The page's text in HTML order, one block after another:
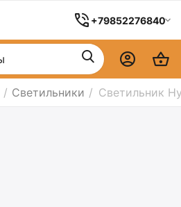
+79852276840
/ Светильники / Светильник